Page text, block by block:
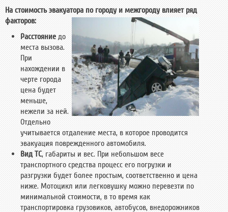
На стоимость эвакуатора по городу и межгороду влияет ряд
факторов:
Расстояние до
места вызова.
При
нахождении в
черте города
цена будет
меньше,
нежели за ней.
Отдельно
учитывается отдаление места, в которое проводится
эвакуация поврежденного автомобиля.
Вид ТС, габариты и вес. При небольшом весе
транспортного средства процесс его погрузки и
разгрузки будет более простым, соответственно и цена
ниже. Мотоцикл или легковушку можно перевезти по
минимальной стоимости, в то время как
транспортировка грузовиков, автобусов, внедорожников